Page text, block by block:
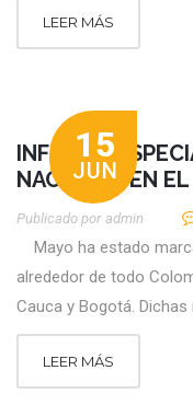
LEER MÁS
15
JUN
INFORME
NACIONAL EN
Publicado por Admin
Mayo ha estado
alrededor de todo
Cauca y Bogotá.
LEER MÁS